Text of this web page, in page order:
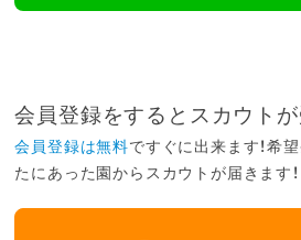
会員登録をするとスカウトが
会員登録は無料ですぐに出来ます！希
たにあった園からスカウトが届きます！